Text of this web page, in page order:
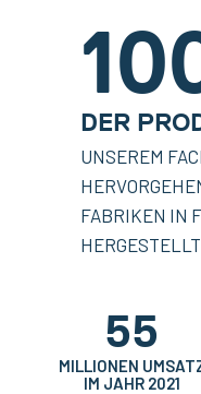
DER
UNSEREM
FABRIKEN IN
HERGESTELLT
55
MILLIONEN
IM JAHR 2021